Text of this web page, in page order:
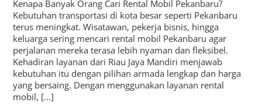
Kenapa Banyak Orang Cari Rental Mobil Pekanbaru?
Kebutuhan transportasi di kota besar seperti Pekanbaru
terus meningkat. Wisatawan, pekerja bisnis, hingga
keluarga sering mencari rental mobil Pekanbaru agar
perjalanan mereka terasa lebih nyaman dan fleksibel.
Kehadiran layanan dari Riau Jaya Mandiri menjawab
kebutuhan itu dengan pilihan armada lengkap dan harga
yang bersaing. Dengan menggunakan layanan rental
mobil, […]